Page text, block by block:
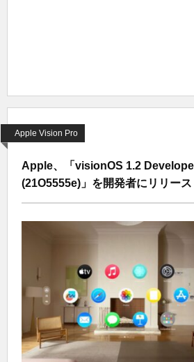
Apple Vision Pro
Apple、「visionOS 1.2
(21O5555e)」を開発者にリリース